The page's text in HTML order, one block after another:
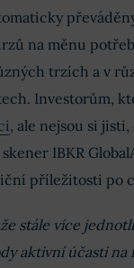
na měnu
trzích a v
Investorům,
, ale nejsou si
IBKR
příležitosti po
stále více
aktivní účasti